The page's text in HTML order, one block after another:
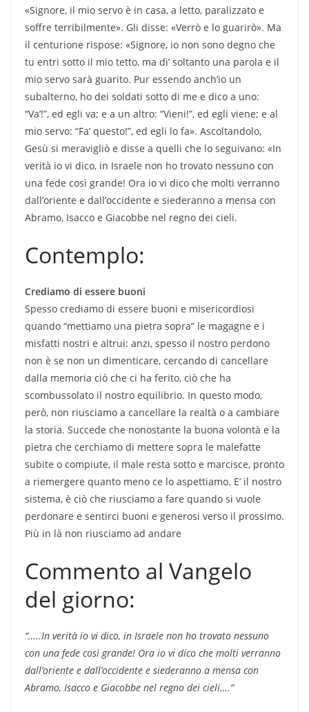
«Signore, il mio servo è in casa, a letto, paralizzato e
soffre terribilmente». Gli disse: «Verrò e lo guarirò». Ma
il centurione rispose: «Signore, io non sono degno che
tu entri sotto il mio tetto, ma di’ soltanto una parola e il
mio servo sarà guarito. Pur essendo anch’io un
subalterno, ho dei soldati sotto di me e dico a uno:
“Va’!”, ed egli va; e a un altro: “Vieni!”, ed egli viene; e al
mio servo: “Fa’ questo!”, ed egli lo fa». Ascoltandolo,
Gesù si meravigliò e disse a quelli che lo seguivano: «In
verità io vi dico, in Israele non ho trovato nessuno con
una fede così grande! Ora io vi dico che molti verranno
dall’oriente e dall’occidente e siederanno a mensa con
Abramo, Isacco e Giacobbe nel regno dei cieli.
Contemplo:
Crediamo di essere buoni
Spesso crediamo di essere buoni e misericordiosi
quando “mettiamo una pietra sopra” le magagne e i
misfatti nostri e altrui: anzi, spesso il nostro perdono
non è se non un dimenticare, cercando di cancellare
dalla memoria ciò che ci ha ferito, ciò che ha
scombussolato il nostro equilibrio. In questo modo,
però, non riusciamo a cancellare la realtà o a cambiare
la storia. Succede che nonostante la buona volontà e la
pietra che cerchiamo di mettere sopra le malefatte
subite o compiute, il male resta sotto e marcisce, pronto
a riemergere quanto meno ce lo aspettiamo. E’ il nostro
sistema, è ciò che riusciamo a fare quando si vuole
perdonare e sentirci buoni e generosi verso il prossimo.
Più in là non riusciamo ad andare
Commento al Vangelo
del giorno:
“…..In verità io vi dico, in Israele non ho trovato nessuno
con una fede così grande! Ora io vi dico che molti verranno
dall’oriente e dall’occidente e siederanno a mensa con
Abramo, Isacco e Giacobbe nel regno dei cieli….”